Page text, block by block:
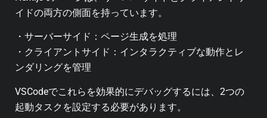
イドの両方の側面を持っています。
・サーバーサイド：ページ生成を処理
・クライアントサイド：インタラクティブな動作とレ
ンダリングを管理
VSCodeでこれらを効果的にデバッグするには、2つの
起動タスクを設定する必要があります。